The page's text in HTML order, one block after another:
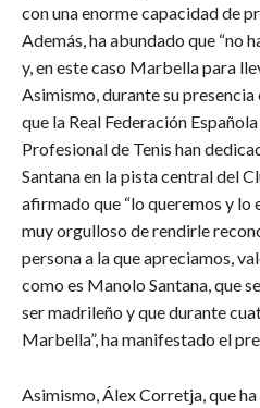
con una enorme capacidad de
Además, ha abundado que “no
y, en este caso Marbella para
Asimismo, durante su
que la Real Federación
Profesional de Tenis han
Santana en la pista central del
afirmado que “lo queremos y lo
muy orgulloso de rendirle
persona a la que apreciamos,
como es Manolo Santana, que
ser madrileño y que durante
Marbella”, ha manifestado el
Asimismo, Álex Corretja, que